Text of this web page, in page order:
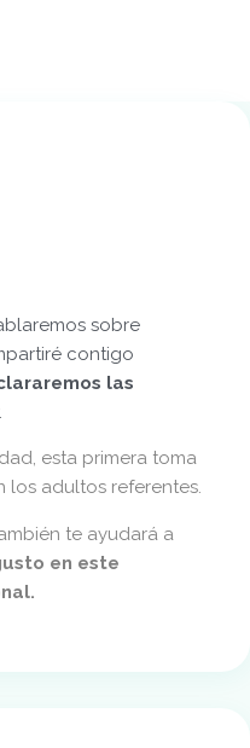
sobre
contigo
las
esta primera toma
los adultos referentes.
te ayudará a
en este